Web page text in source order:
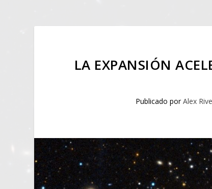
LA EXPANSIÓN
Publicado porAlex